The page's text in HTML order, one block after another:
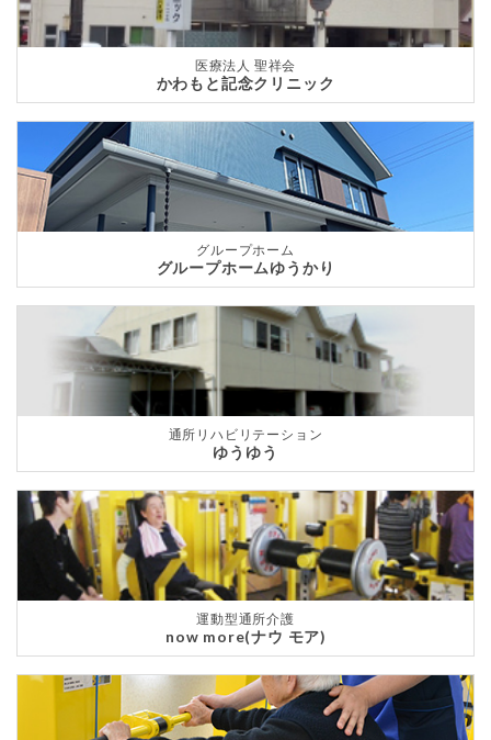
医療法人 聖祥会
かわもと記念クリニック
グループホーム
グループホームゆうかり
通所リハビリテーション
ゆうゆう
運動型通所介護
now more(ナウ モア)